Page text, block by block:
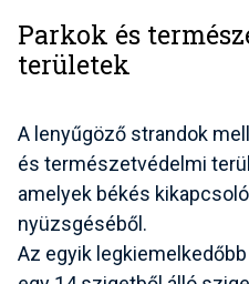
Parkok és
területek
A lenyűgöző strandok
és természetvédelmi
amelyek békés
nyüzsgéséből.
Az egyik